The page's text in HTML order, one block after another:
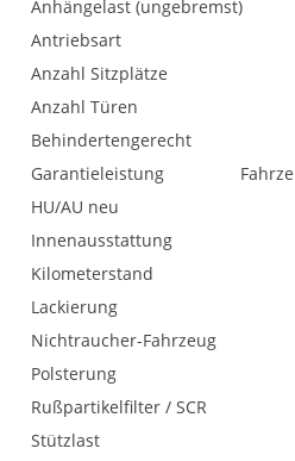
Anhängelast (ungebremst)
Antriebsart
Anzahl Sitzplätze
Anzahl Türen
Behindertengerecht
Garantieleistung
HU/AU neu
Innenausstattung
Kilometerstand
Lackierung
Nichtraucher-Fahrzeug
Polsterung
Rußpartikelfilter / SCR
Stützlast